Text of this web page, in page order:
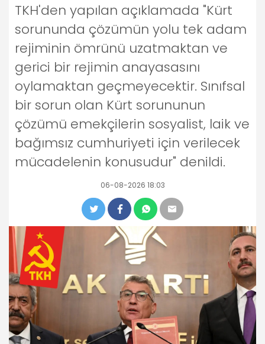
TKH'den yapılan açıklamada "Kürt
sorununda çözümün yolu tek adam
rejiminin ömrünü uzatmaktan ve
gerici bir rejimin anayasasını
oylamaktan geçmeyecektir. Sınıfsal
bir sorun olan Kürt sorununun
çözümü emekçilerin sosyalist, laik ve
bağımsız cumhuriyeti için verilecek
mücadelenin konusudur" denildi.
06-08-2026 18:03